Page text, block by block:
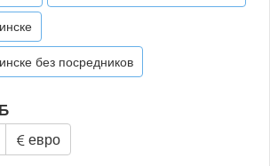
без посредников
евро